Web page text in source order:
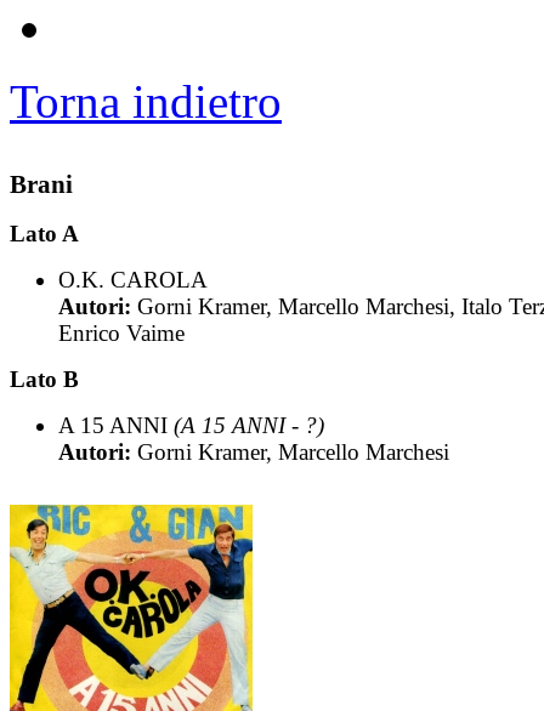
Torna indietro
Brani
Lato A
O.K. CAROLA
Autori: Gorni Kramer, Marcello Marchesi, Italo
Enrico Vaime
Lato B
A 15 ANNI (A 15 ANNI - ?)
Autori: Gorni Kramer, Marcello Marchesi